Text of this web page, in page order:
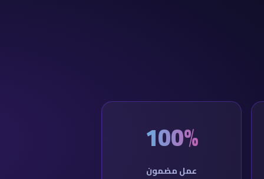
100%
عمل مضمون